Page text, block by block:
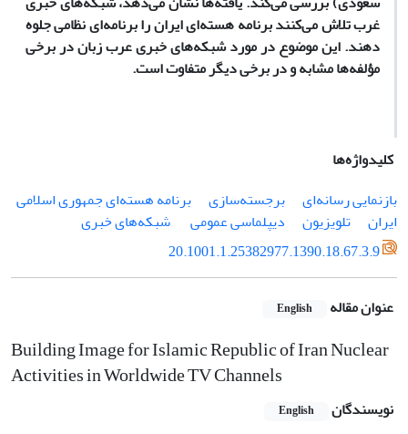
غرب تلاش می‌کنند برنامه هسته‌ای ایران را برنامه‌ای نظامی جلوه
دهند. این موضوع در مورد شبکه‌های خبری عرب زبان در برخی
مؤلفه‌ها مشابه و در برخی دیگر متفاوت است.
کلیدواژه‌ها
بازنمایی رسانه‌ای
برجسته‌سازی
برنامه هسته‌ای جمهوری اسلامی
ایران
تلویزیون دیپلماسی عمومی
‌ شبکه‌های خبری
20.1001.1.25382977.1390.18.67.3.9
عنوان مقاله English
Building Image for Islamic Republic of Iran Nuclear
Activities in Worldwide TV Channels
نویسندگان English